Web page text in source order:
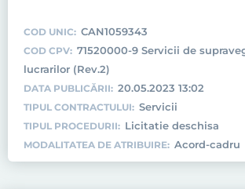
COD UNIC: CAN1059343
COD CPV: 71520000-9 Servicii de
lucrarilor (Rev.2)
DATA PUBLICĂRII: 20.05.2023 13:02
TIPUL CONTRACTULUI: Servicii
TIPUL PROCEDURII: Licitatie deschisa
MODALITATEA DE ATRIBUIRE: Acord-cadru